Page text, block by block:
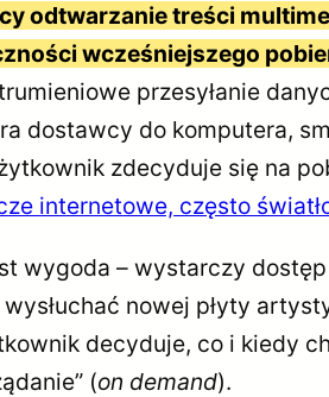
odtwarzanie treści
wcześniejszego
przesyłanie
dostawcy do komputera,
zdecyduje się na
internetowe, często
wygoda – wystarczy
nowej płyty
decyduje, co i kiedy
(on demand).